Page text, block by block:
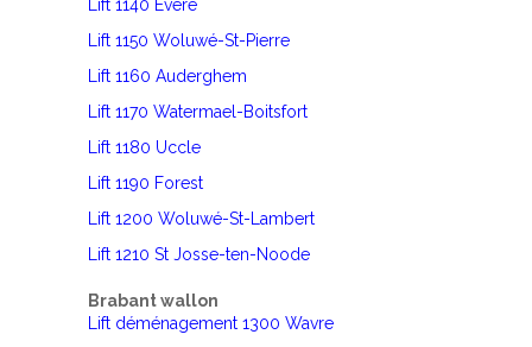
Lift 1140 Evere
Lift 1150 Woluwé-St-Pierre
Lift 1160 Auderghem
Lift 1170 Watermael-Boitsfort
Lift 1180 Uccle
Lift 1190 Forest
Lift 1200 Woluwé-St-Lambert
Lift 1210 St Josse-ten-Noode
Brabant wallon
Lift déménagement 1300 Wavre